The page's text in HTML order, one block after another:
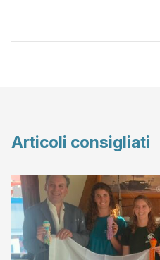
Articoli consigliati